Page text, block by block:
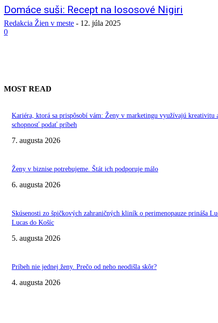
Domáce suši: Recept na lososové Nigiri
Redakcia Žien v meste - 12. júla 2025
0
MOST READ
Kariéra, ktorá sa prispôsobí vám: Ženy v marketingu využívajú kreativitu
schopnosť podať príbeh
7. augusta 2026
Ženy v biznise potrebujeme. Štát ich podporuje málo
6. augusta 2026
Skúsenosti zo špičkových zahraničných kliník o perimenopauze prináša
Lucas do Košíc
5. augusta 2026
Príbeh nie jednej ženy. Prečo od neho neodišla skôr?
4. augusta 2026